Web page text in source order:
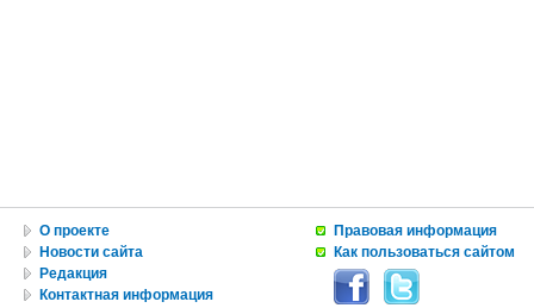
О проекте
Новости сайта
Редакция
Контактная информация
Правовая информация
Как пользоваться сайтом